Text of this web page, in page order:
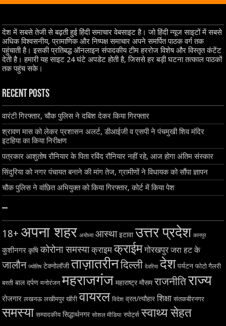
देश में सबसे तेजी से बढ़ती हुई हिंदी समाचार वेबसाइट है। जो हिंदी न्यूज साइटों में सबसे
अधिक विश्वसनीय, प्रामाणिक और निष्पक्ष समाचार अपने समर्पित पाठक वर्ग तक
पहुंचाती है। इसकी प्रतिबद्ध ऑनलाइन संपादकीय टीम हररोज विशेष और विस्तृत कंटेंट
देती है। हमारी यह साइट 24 घंटे अपडेट होती है, जिससे हर बड़ी घटना तत्काल पाठकों
तक पहुंच सके।
Recent Posts
वारंटी गिरफ्तार, चौक पुलिस ने दबिश देकर किया गिरफ्तार
श्रावण मास को लेकर प्रशासन अलर्ट, डीआईजी व एसपी ने पंचमुखी शिव मंदिर
इटहिया का किया निरीक्षण
पत्रकार आशुतोष रौनियार के पिता रविंद रौनियार नहीं रहे, आज होगा अंतिम संस्कार
सिंदुरिया को नगर पंचायत बनाने की मांग तेज, ग्रामीणों ने विधायक को सौंपा ज्ञापन
चौक पुलिस ने वांछित अभियुक्त को किया गिरफ्तार, कोर्ट में किया पेश
–
18+ अपना शहर अयोध्या आस्था इटावा उत्तर प्रदेश कानपुर
कुशीनगर कृषि कोरोना समस्या क्राइम क्राईम गोरखपुर जरा हट के
जालौन ज्योतिष टेक्नोलॉजी ताज़ातरीनदिल्ली देवरिया देश पर्यटन फोटो गैलरी
बस्ती बाल दर्पण मनोरंजन महराजगंज महाराष्ट्र मौसम राजनीतिराज्य
रोजगार लखनऊ लखीमपुर खीरी वायरल विदेश व्रत/त्यौहार शिक्षा संतकबीरनगर
समस्या सम्पादकीय सिद्धार्थनगर सोशल मीडिया स्पोर्ट्स स्वाथ्य सेहत